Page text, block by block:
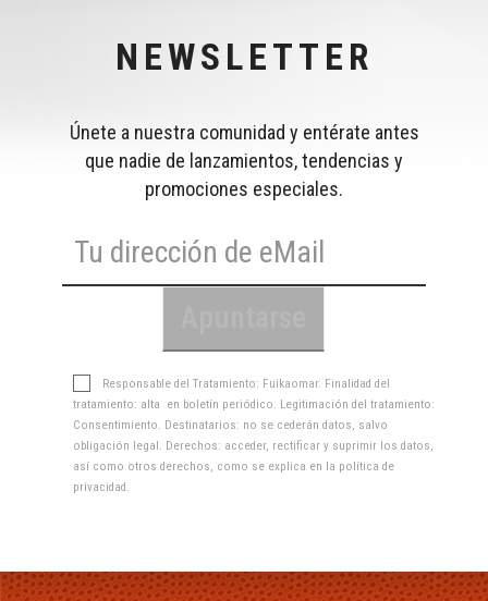
NEWSLETTER
Únete a nuestra comunidad y entérate antes
que nadie de lanzamientos, tendencias y
promociones especiales.
Responsable del Tratamiento: Fuikaomar. Finalidad del
tratamiento: alta en boletín periódico. Legitimación del tratamiento:
Consentimiento. Destinatarios: no se cederán datos, salvo
obligación legal. Derechos: acceder, rectificar y suprimir los datos,
así como otros derechos, como se explica en la política de
privacidad